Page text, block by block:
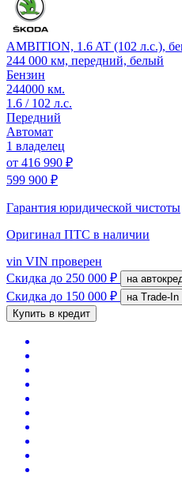
AMBITION, 1.6 AT (102 л.с.),
244 000 км, передний, белый
Бензин
244000 км.
1.6 / 102 л.с.
Передний
Автомат
1 владелец
от 416 990 ₽
599 900 ₽
Гарантия юридической чистоты
Оригинал ПТС в наличии
vin VIN проверен
Скидка до 250 000 ₽ на
Скидка до 150 000 ₽
на Trade-In
Купить в кредит